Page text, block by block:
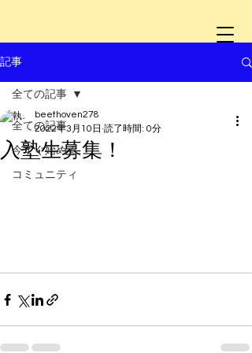
記事
全ての記事
今すぐ始める
コミュニティ
全ての記事
入塾生募集！
beethoven278
2022年3月10日 読了時間: 0分